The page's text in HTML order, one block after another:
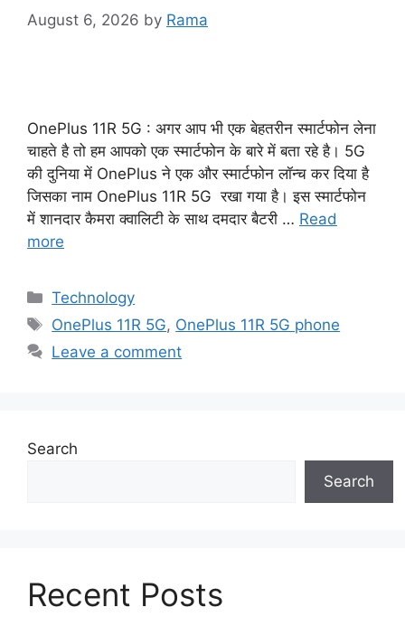
August 6, 2026 by Rama
OnePlus 11R 5G : अगर आप भी एक बेहतरीन स्मार्टफोन लेना
चाहते है तो हम आपको एक स्मार्टफोन के बारे में बता रहे है। 5G
की दुनिया में OnePlus ने एक और स्मार्टफोन लॉन्च कर दिया है
जिसका नाम OnePlus 11R 5G रखा गया है। इस स्मार्टफोन
में शानदार कैमरा क्वालिटी के साथ दमदार बैटरी … Read
more
Categories
Technology
Tags
OnePlus 11R 5G, OnePlus 11R 5G phone
Leave a comment
Search
Search
Recent Posts